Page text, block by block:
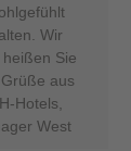
Wir
Sie
aus
Hotels,
West